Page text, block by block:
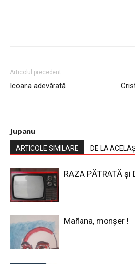
Articolul precedent
Icoana adevărată
Jupanu
ARTICOLE SIMILARE DE LA
RAZA PĂTRATĂ și
Mañana, monșer !